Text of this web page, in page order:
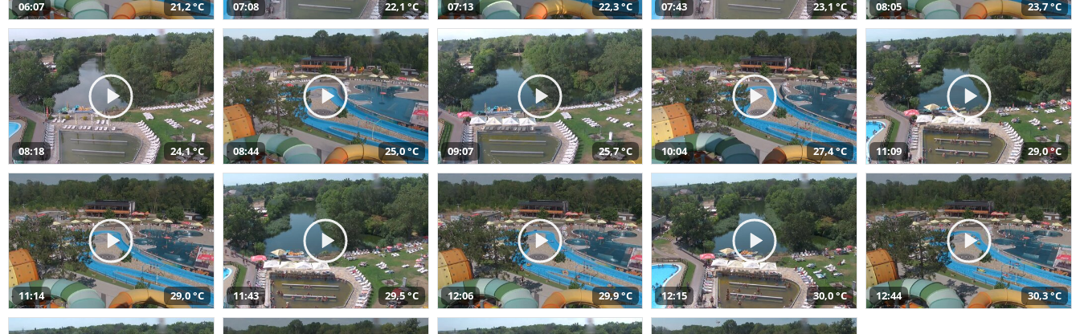
06:07 21,2 °C 07:08 22,1 °C 07:13 22,3 °C 07:43 23,1 °C 08:05 23,7 °C
08:18 24,1 °C 08:44 25,0 °C 09:07 25,7 °C 10:04 27,4 °C 11:09 29,0 °C
11:14 29,0 °C 11:43 29,5 °C 12:06 29,9 °C 12:15 30,0 °C 12:44 30,3 °C